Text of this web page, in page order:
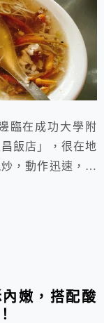
臨在成功大學附
飯店」，很在地
，動作迅速，一
嫩，搭配酸